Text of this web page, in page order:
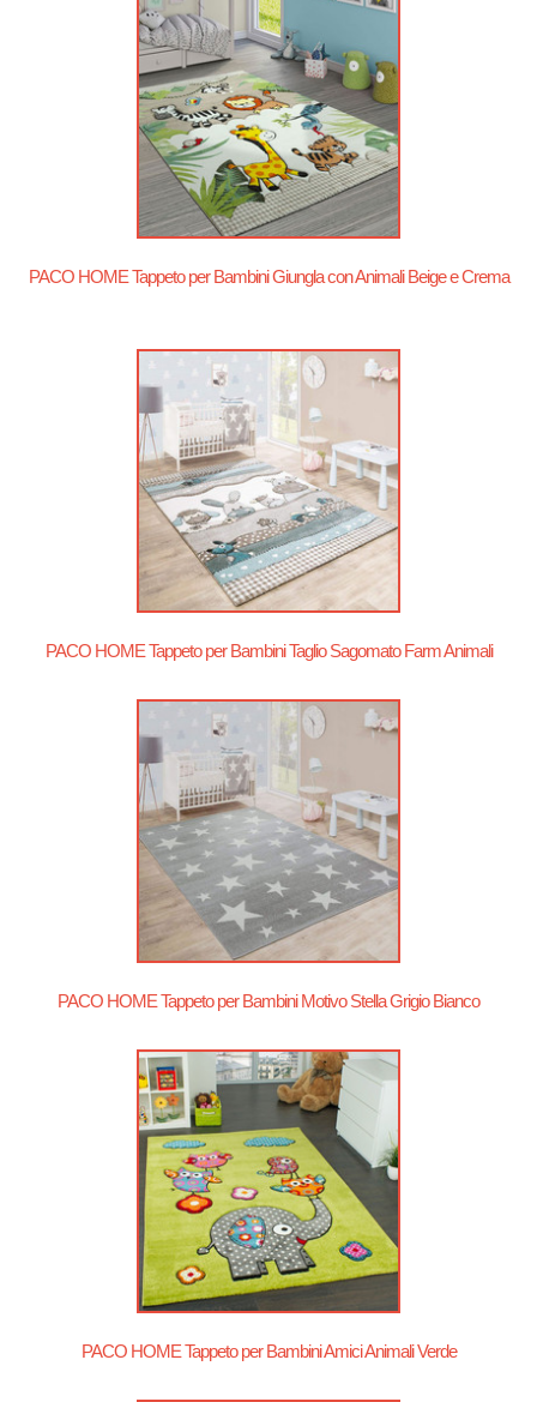
PACO HOME Tappeto per Bambini Giungla con Animali Beige e Crema
PACO HOME Tappeto per Bambini Taglio Sagomato Farm Animali
PACO HOME Tappeto per Bambini Motivo Stella Grigio Bianco
PACO HOME Tappeto per Bambini Amici Animali Verde